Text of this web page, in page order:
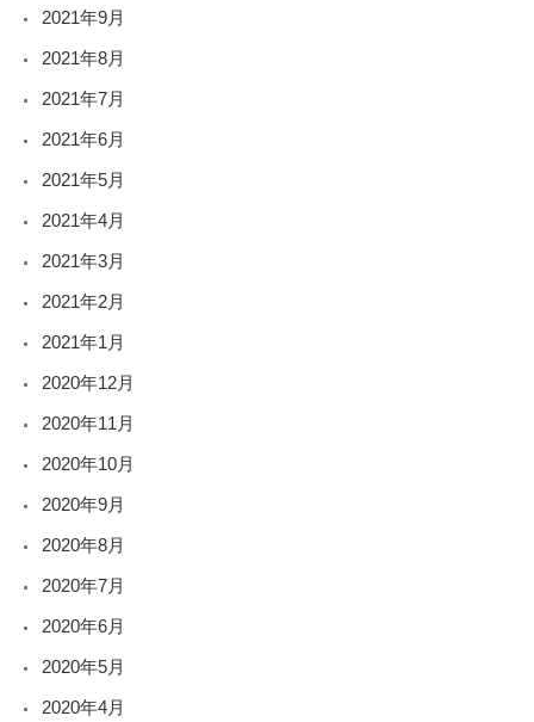
2021年9月
2021年8月
2021年7月
2021年6月
2021年5月
2021年4月
2021年3月
2021年2月
2021年1月
2020年12月
2020年11月
2020年10月
2020年9月
2020年8月
2020年7月
2020年6月
2020年5月
2020年4月